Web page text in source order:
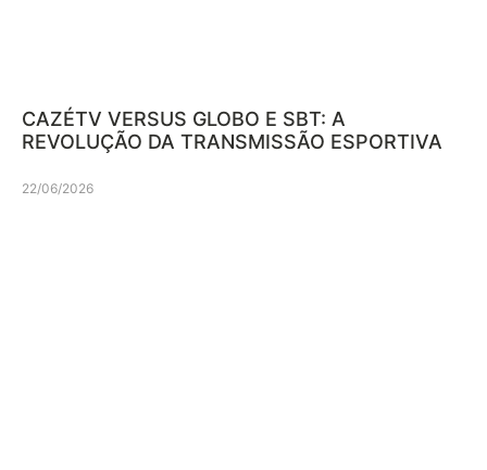
CAZÉTV VERSUS GLOBO E SBT: A
REVOLUÇÃO DA TRANSMISSÃO ESPORTIVA
22/06/2026